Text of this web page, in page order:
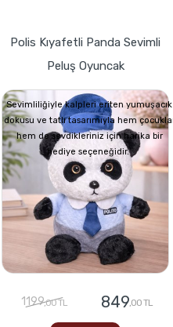
Polis Kıyafetli Panda Sevimli
Peluş Oyuncak
Sevimliliğiyle kalpleri eriten yumuşacık
dokusu ve tatlı tasarımıyla hem
hem de sevdikleriniz için harika bir
hediye seçeneğidir.
1199,00 TL 849,00 TL